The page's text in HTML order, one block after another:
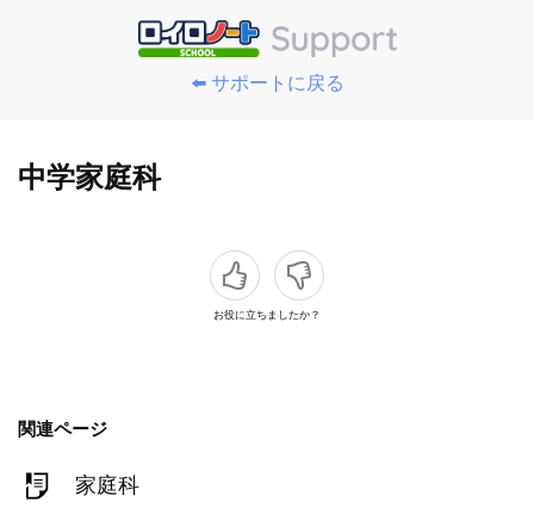
⬅️ サポートに戻る
中学家庭科
お役に立ちましたか？
関連ページ
家庭科